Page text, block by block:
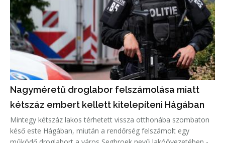
Nagyméretű droglabor felszámolása miatt
kétszáz embert kellett kitelepíteni Hágában
Mintegy kétszáz lakos térhetett vissza otthonába szombaton
késő este Hágában, miután a rendőrség felszámolt egy